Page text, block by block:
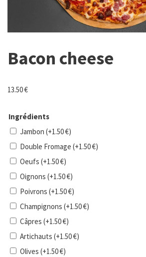
Bacon cheese
13.50€
Ingrédients
Jambon (+1.50€)
Double Fromage (+1.50€)
Oeufs (+1.50€)
Oignons (+1.50€)
Poivrons (+1.50€)
Champignons (+1.50€)
Câpres (+1.50€)
Artichauts (+1.50€)
Olives (+1.50€)